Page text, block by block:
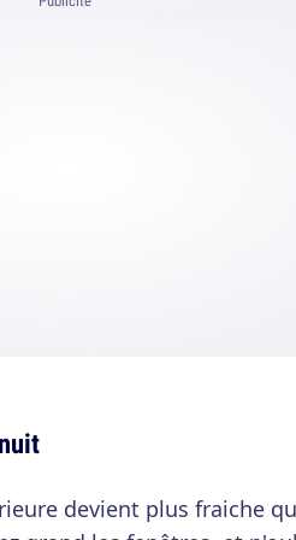
devient plus fraiche